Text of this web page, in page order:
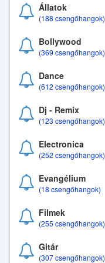
Állatok
(188 csengőhangok)
Bollywood
(369 csengőhangok)
Dance
(612 csengőhangok)
Dj - Remix
(123 csengőhangok)
Electronica
(252 csengőhangok)
Evangélium
(18 csengőhangok)
Filmek
(255 csengőhangok)
Gitár
(307 csengőhangok)